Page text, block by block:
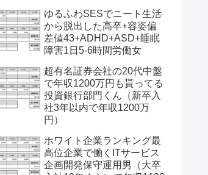
ゆるふわSESでニート生活
から脱出した高卒+容姿偏
差値43+ADHD+ASD+睡眠
障害1日5-6時間労働女
超有名証券会社の20代中盤
で年収1200万円も貰ってる
投資銀行部門くん（新卒入
社3年以内で年収1200万
円）
ホワイト企業ランキング最
高位企業で働くITサービス
企画開発保守運用男（大卒